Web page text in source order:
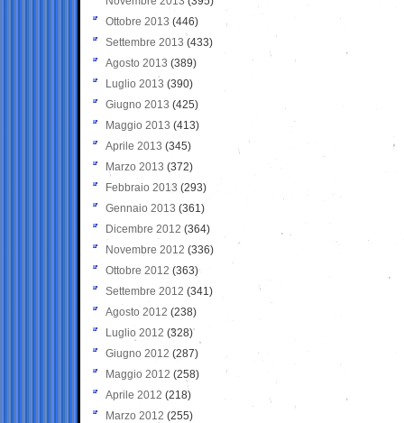
Ottobre 2013 (446)
Settembre 2013 (433)
Agosto 2013 (389)
Luglio 2013 (390)
Giugno 2013 (425)
Maggio 2013 (413)
Aprile 2013 (345)
Marzo 2013 (372)
Febbraio 2013 (293)
Gennaio 2013 (361)
Dicembre 2012 (364)
Novembre 2012 (336)
Ottobre 2012 (363)
Settembre 2012 (341)
Agosto 2012 (238)
Luglio 2012 (328)
Giugno 2012 (287)
Maggio 2012 (258)
Aprile 2012 (218)
Marzo 2012 (255)